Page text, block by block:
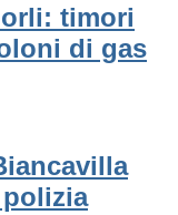
timori
di gas
polizia